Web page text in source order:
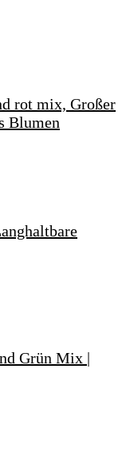
rot mix, Großer
Blumen
Grün Mix |